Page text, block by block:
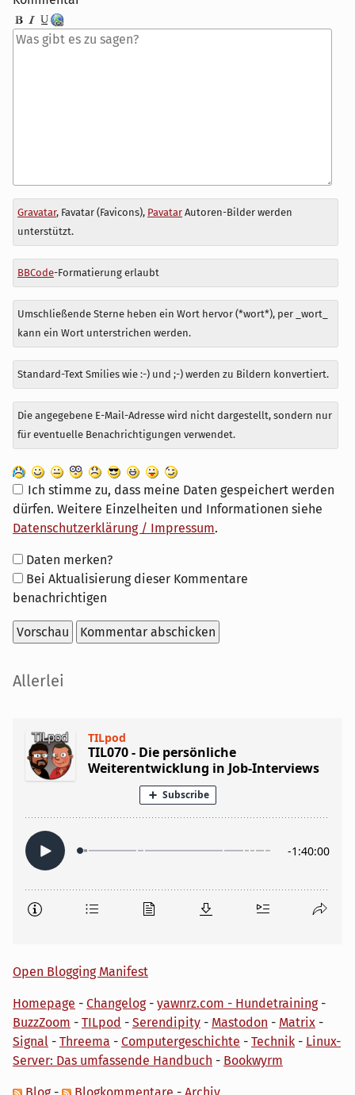
Antwort
zu
Gravatar, Favatar (Favicons), PavatarAutoren-Bilder werden
unterstützt.
BBCode-Formatierung erlaubt
Umschließende Sterne heben ein Wort hervor (*wort*), per _wort_
kann ein Wort unterstrichen werden.
Standard-Text Smilies wie :-) und ;-) werden zu Bildern konvertiert.
Die angegebene E-Mail-Adresse wird nicht dargestellt, sondern nur
für eventuelle Benachrichtigungen verwendet.
Ich stimme zu, dass meine Daten gespeichert werden
dürfen. Weitere Einzelheiten und Informationen siehe
Datenschutzerklärung / Impressum.
Formular-
Optionen
Daten merken?
Bei Aktualisierung dieser Kommentare
benachrichtigen
Seitenleiste
Allerlei
Open Blogging Manifest
Homepage - Changelog- yawnrz.com - Hundetraining-
BuzzZoom - TILpod - Serendipity - Mastodon - Matrix -
Signal - Threema - Computergeschichte - Technik - Linux-
Server: Das umfassende Handbuch - Bookwyrm